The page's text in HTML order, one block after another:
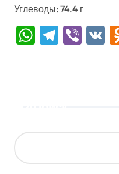
Углеводы: 74.4 г